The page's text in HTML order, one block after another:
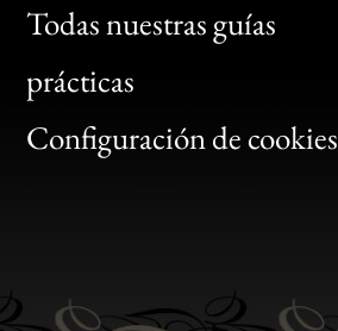
Todas nuestras guías
prácticas
Configuración de cookies